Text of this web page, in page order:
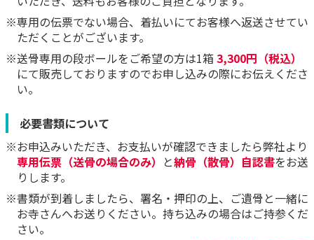
※専用の伝票でない場合、着払いにてお客様へ返送させてい
ただくことがございます。
※送骨専用の段ボールをご希望の方は1箱3,300円（税込）
にて販売しておりますのでお申し込みの際にお伝えくださ
い。
必要書類について
※お申込みいただき、お支払いが確認できましたら弊社より
専用伝票（送骨の場合のみ） と納骨（散骨）自認書をお送
りします。
※書類が到着しましたら、署名・押印の上、ご遺骨と一緒に
お寺さんへお送りください。持ち込みの場合はご持参くだ
さい。